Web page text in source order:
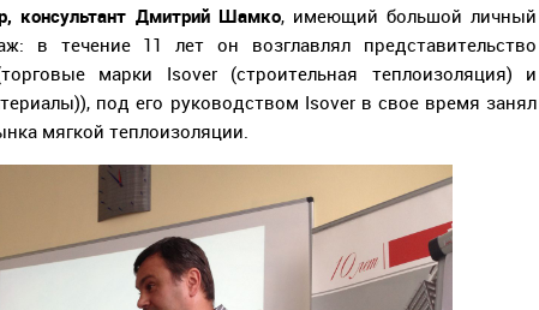
консультант Дмитрий Шамко, имеющий большой личный
в течение 11 лет он возглавлял представительство
марки Isover (строительная теплоизоляция) и
под его руководством Isover в свое время занял
мягкой теплоизоляции.